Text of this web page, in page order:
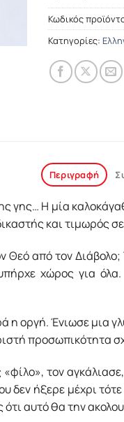
Κωδικός
Κατηγορίες:
Περιγραφή
γης… Η μία
και τιμωρός
Θεό από τον
χώρος για
οργή. Ένιωσε μια
προσωπικότητα
«φίλο», τον
δεν ήξερε μέχρι
αυτό θα την